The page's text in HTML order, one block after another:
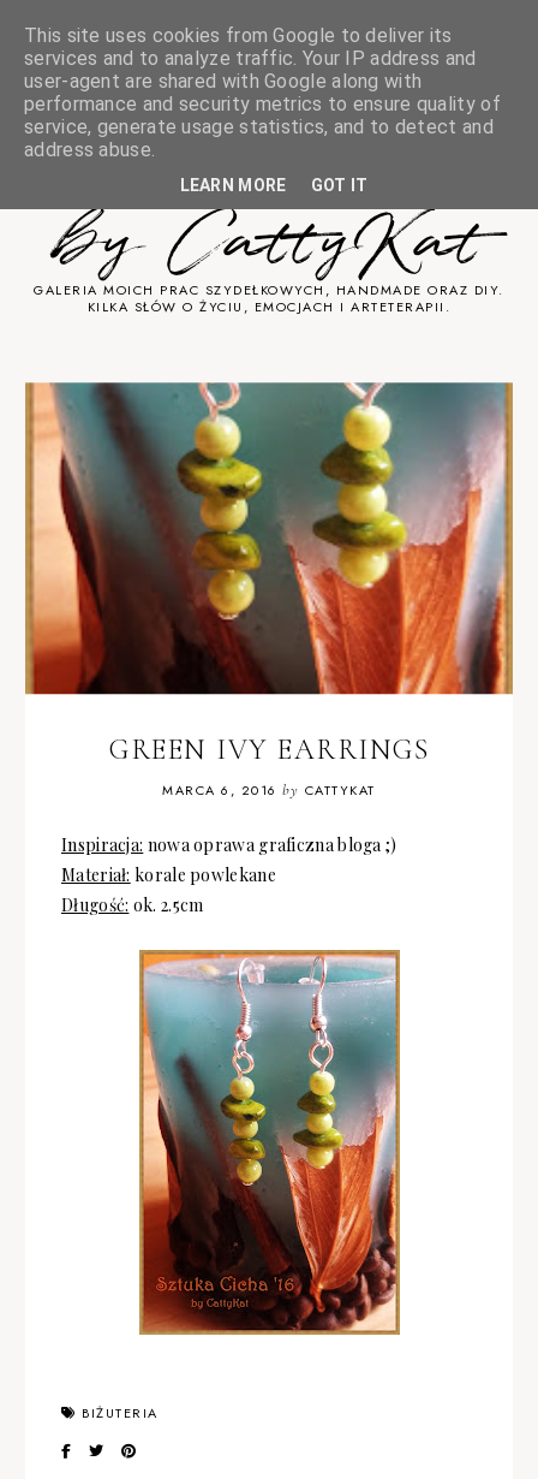
Sztuka Cicha
by CattyKat
GALERIA MOICH PRAC SZYDEŁKOWYCH, HANDMADE ORAZ DIY.
KILKA SŁÓW O ŻYCIU, EMOCJACH I ARTETERAPII.
GREEN IVY EARRINGS
MARCA 6, 2016 by CATTYKAT
Inspiracja: nowa oprawa graficzna bloga ;)
Materiał: korale powlekane
Długość: ok. 2.5cm
BIŻUTERIA
This site uses cookies from Google to deliver its
services and to analyze traffic. Your IP address and
user-agent are shared with Google along with
performance and security metrics to ensure quality of
service, generate usage statistics, and to detect and
address abuse.
LEARN MORE GOT IT